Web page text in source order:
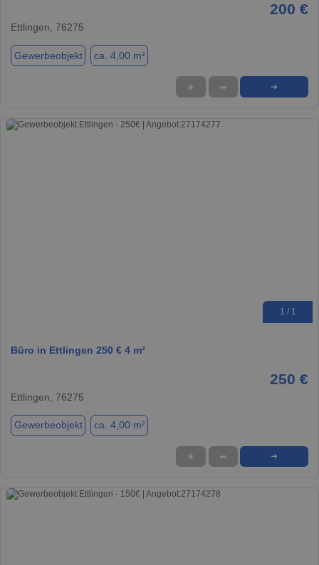
200 €
Ettlingen, 76275
Gewerbeobjekt ca. 4,00 m²
★ ➦ ➜
1 / 1
Büro in Ettlingen 250 € 4 m²
250 €
Ettlingen, 76275
Gewerbeobjekt ca. 4,00 m²
★ ➦ ➜